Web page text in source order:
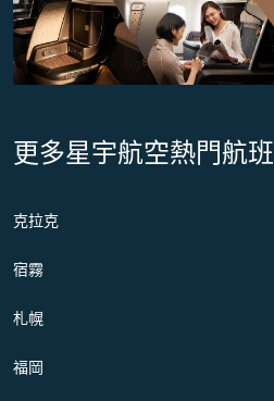
更多星宇航空熱門航班
克拉克
宿霧
札幌
福岡